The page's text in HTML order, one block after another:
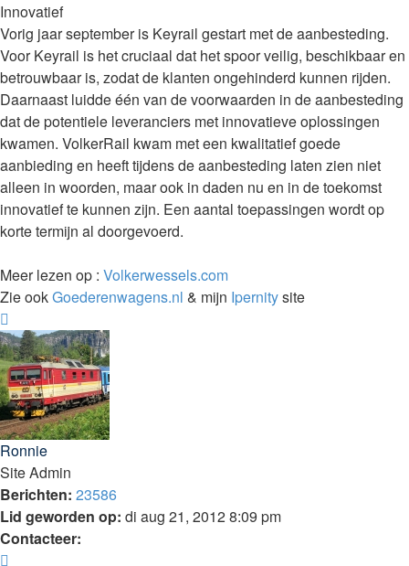
Innovatief
Vorig jaar september is Keyrail gestart met de aanbesteding.
Voor Keyrail is het cruciaal dat het spoor veilig, beschikbaar en
betrouwbaar is, zodat de klanten ongehinderd kunnen rijden.
Daarnaast luidde één van de voorwaarden in de aanbesteding
dat de potentiele leveranciers met innovatieve oplossingen
kwamen. VolkerRail kwam met een kwalitatief goede
aanbieding en heeft tijdens de aanbesteding laten zien niet
alleen in woorden, maar ook in daden nu en in de toekomst
innovatief te kunnen zijn. Een aantal toepassingen wordt op
korte termijn al doorgevoerd.
Meer lezen op : Volkerwessels.com
Zie ookGoederenwagens.nl & mijn Ipernitysite
Ronnie
Site Admin
Berichten: 23586
Lid geworden op: di aug 21, 2012 8:09 pm
Contacteer: